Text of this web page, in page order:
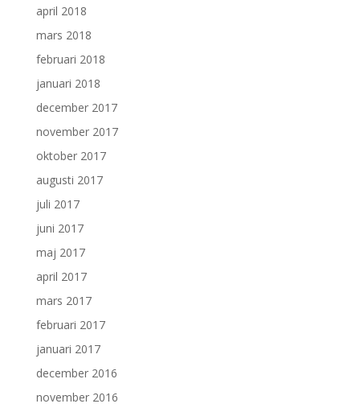
april 2018
mars 2018
februari 2018
januari 2018
december 2017
november 2017
oktober 2017
augusti 2017
juli 2017
juni 2017
maj 2017
april 2017
mars 2017
februari 2017
januari 2017
december 2016
november 2016